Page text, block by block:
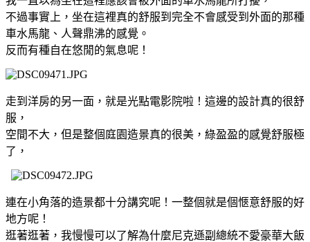
不過事實上，坐在這裡真的舒服到完全不會感受到外面的那種
車水馬龍、人聲鼎沸的感覺。
反而有種自在悠閒的氣息呢！
走到洋房的另一面，就是光點電影院啦！這邊的設計真的很舒
服，
空間不大，但是整個庭園造景真的很美，綠盈盈的感覺舒服極
了，
連在小角落的造景都十分講究呢！一整個就是個愜意舒服的好
地方呢！
逛著逛著，我慢慢可以了解為什麼尼克遜副總統不愛豪華大飯